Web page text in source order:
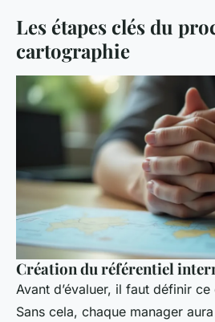
Les étapes clés du
cartographie
Création du référentiel
Avant d’évaluer, il faut définir
Sans cela, chaque manager